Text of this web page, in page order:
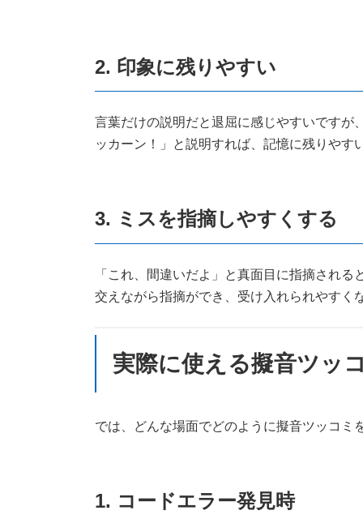
2. 印象に残りやすい
言葉だけの説明だと退屈に感じやすいですが
ッカーン！」と説明すれば、記憶に残りやす
3. ミスを指摘しやすくする
「これ、間違いだよ」と真面目に指摘され
交えながら指摘ができ、受け入れられやすく
実際に使える擬音ツッ
では、どんな場面でどのように擬音ツッコミ
1. コードエラー発見時